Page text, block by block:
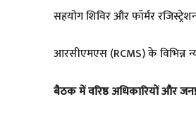
​सहयोग शिविर और फॉर्मर
​आरसीएमएस (RCMS) के विभिन्न
​बैठक में वरिष्ठ अधिकारियों और